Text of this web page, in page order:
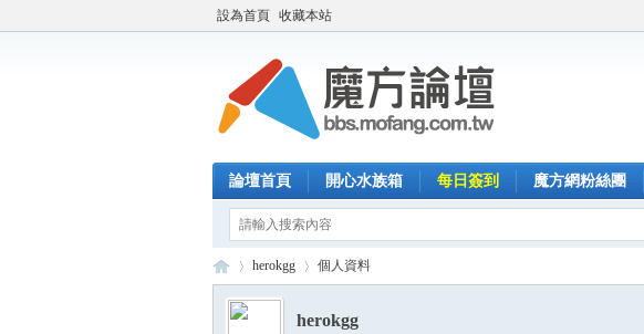
設為首頁 收藏本站
論壇首頁 開心水族箱 每日簽到 魔方網粉絲團
herokgg 個人資料
herokgg